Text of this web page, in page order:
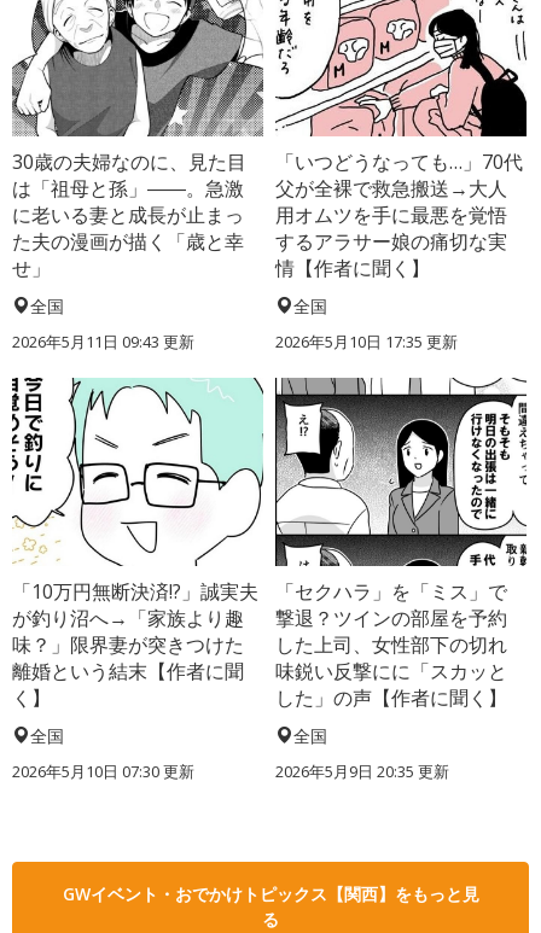
30歳の夫婦なのに、見た目
は「祖母と孫」――。急激
に老いる妻と成長が止まっ
た夫の漫画が描く「歳と幸
せ」
全国
2026年5月11日 09:43 更新
「いつどうなっても…」70代
父が全裸で救急搬送→大人
用オムツを手に最悪を覚悟
するアラサー娘の痛切な実
情【作者に聞く】
全国
2026年5月10日 17:35 更新
「10万円無断決済!?」誠実夫
が釣り沼へ→「家族より趣
味？」限界妻が突きつけた
離婚という結末【作者に聞
く】
全国
2026年5月10日 07:30 更新
「セクハラ」を「ミス」で
撃退？ツインの部屋を予約
した上司、女性部下の切れ
味鋭い反撃にに「スカッと
した」の声【作者に聞く】
全国
2026年5月9日 20:35 更新
GWイベント・おでかけトピックス【関西】をもっと見
る